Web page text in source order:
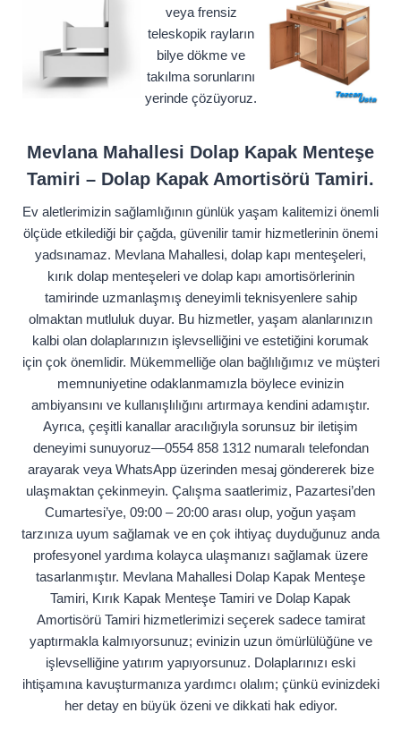
veya frensiz
teleskopik rayların
bilye dökme ve
takılma sorunlarını
yerinde çözüyoruz.
Mevlana Mahallesi Dolap Kapak Menteşe
Tamiri – Dolap Kapak Amortisörü Tamiri.
Ev aletlerimizin sağlamlığının günlük yaşam kalitemizi önemli
ölçüde etkilediği bir çağda, güvenilir tamir hizmetlerinin önemi
yadsınamaz. Mevlana Mahallesi, dolap kapı menteşeleri,
kırık dolap menteşeleri ve dolap kapı amortisörlerinin
tamirinde uzmanlaşmış deneyimli teknisyenlere sahip
olmaktan mutluluk duyar. Bu hizmetler, yaşam alanlarınızın
kalbi olan dolaplarınızın işlevselliğini ve estetiğini korumak
için çok önemlidir. Mükemmelliğe olan bağlılığımız ve müşteri
memnuniyetine odaklanmamızla böylece evinizin
ambiyansını ve kullanışlılığını artırmaya kendini adamıştır.
Ayrıca, çeşitli kanallar aracılığıyla sorunsuz bir iletişim
deneyimi sunuyoruz—0554 858 1312 numaralı telefondan
arayarak veya WhatsApp üzerinden mesaj göndererek bize
ulaşmaktan çekinmeyin. Çalışma saatlerimiz, Pazartesi’den
Cumartesi’ye, 09:00 – 20:00 arası olup, yoğun yaşam
tarzınıza uyum sağlamak ve en çok ihtiyaç duyduğunuz anda
profesyonel yardıma kolayca ulaşmanızı sağlamak üzere
tasarlanmıştır. Mevlana Mahallesi Dolap Kapak Menteşe
Tamiri, Kırık Kapak Menteşe Tamiri ve Dolap Kapak
Amortisörü Tamiri hizmetlerimizi seçerek sadece tamirat
yaptırmakla kalmıyorsunuz; evinizin uzun ömürlülüğüne ve
işlevselliğine yatırım yapıyorsunuz. Dolaplarınızı eski
ihtişamına kavuşturmanıza yardımcı olalım; çünkü evinizdeki
her detay en büyük özeni ve dikkati hak ediyor.